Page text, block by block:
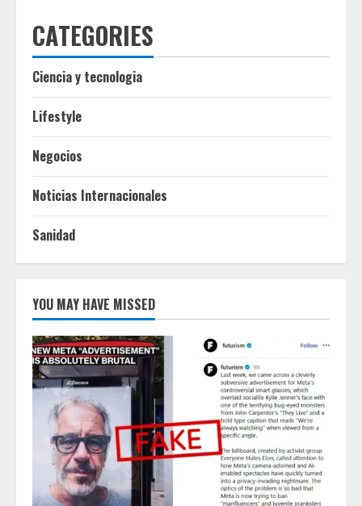
CATEGORIES
Ciencia y tecnologia
Lifestyle
Negocios
Noticias Internacionales
Sanidad
YOU MAY HAVE MISSED